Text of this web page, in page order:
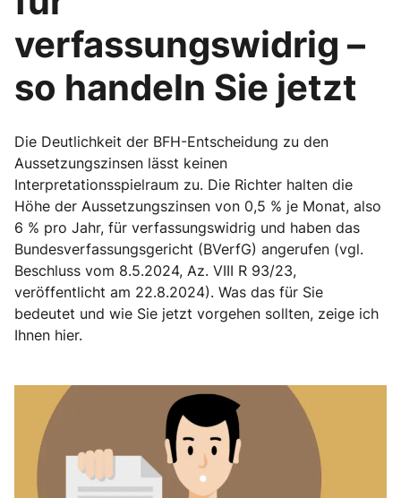
verfassungswidrig –
so handeln Sie jetzt
Die Deutlichkeit der BFH-Entscheidung zu den
Aussetzungszinsen lässt keinen
Interpretationsspielraum zu. Die Richter halten die
Höhe der Aussetzungszinsen von 0,5 % je Monat, also
6 % pro Jahr, für verfassungswidrig und haben das
Bundesverfassungsgericht (BVerfG) angerufen (vgl.
Beschluss vom 8.5.2024, Az. VIII R 93/23,
veröffentlicht am 22.8.2024). Was das für Sie
bedeutet und wie Sie jetzt vorgehen sollten, zeige ich
Ihnen hier.